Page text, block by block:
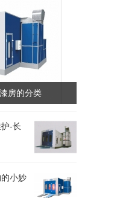
房的分类
-长
小妙